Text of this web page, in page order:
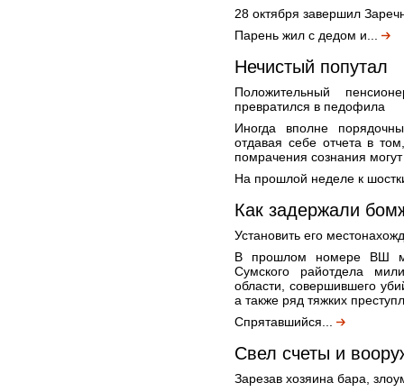
28 октября завершил
Парень жил с дедом и...
Нечистый попутал
Положительный
превратился в педофила
Иногда вполне
отдавая себе отчета в
помрачения сознания
На прошлой неделе к
Как задержали
Установить его
В прошлом номере ВШ
Сумского райотдела
области, совершившего
а также ряд тяжких
Спрятавшийся...
Cвел счеты и
Зарезав хозяина бара,